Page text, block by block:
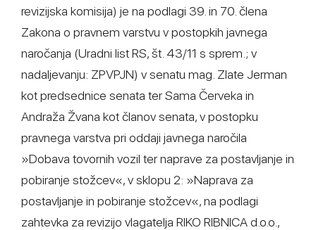
revizijska komisija) je na podlagi 39. in 70. člena
Zakona o pravnem varstvu v postopkih javnega
naročanja (Uradni list RS, št. 43/11 s sprem.; v
nadaljevanju: ZPVPJN) v senatu mag. Zlate Jerman
kot predsednice senata ter Sama Červeka in
Andraža Žvana kot članov senata, v postopku
pravnega varstva pri oddaji javnega naročila
»Dobava tovornih vozil ter naprave za postavljanje in
pobiranje stožcev«, v sklopu 2: »Naprava za
postavljanje in pobiranje stožcev«, na podlagi
zahtevka za revizijo vlagatelja RIKO RIBNICA d.o.o.,